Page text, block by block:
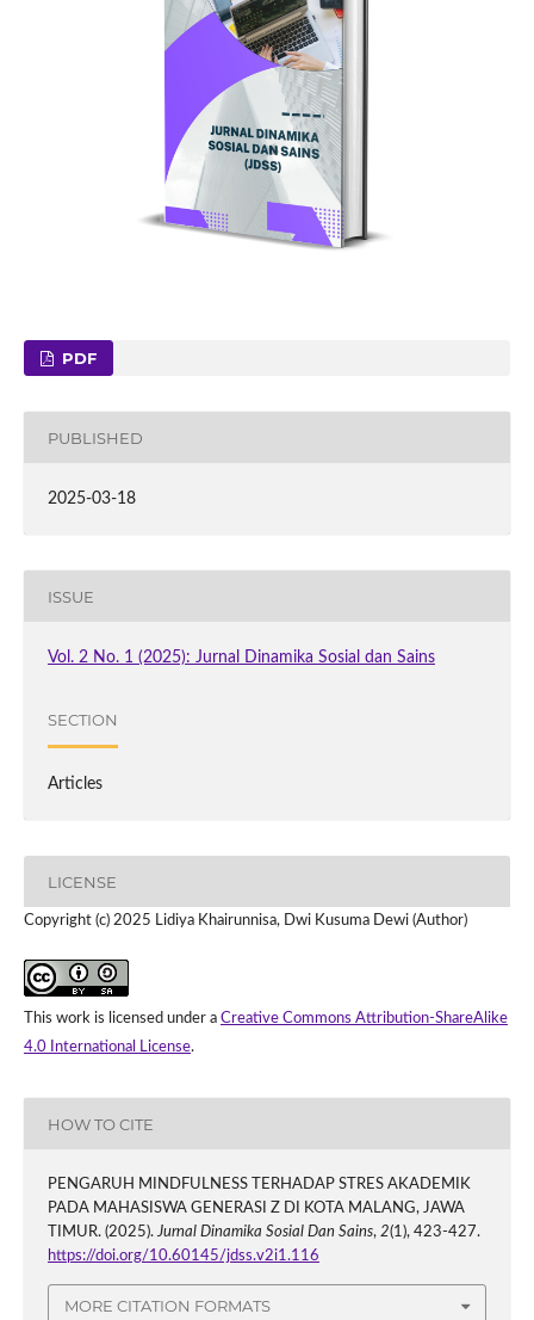
PDF
PUBLISHED
2025-03-18
ISSUE
Vol. 2 No. 1 (2025): Jurnal Dinamika Sosial dan Sains
SECTION
Articles
LICENSE
Copyright (c) 2025 Lidiya Khairunnisa, Dwi Kusuma Dewi (Author)
This work is licensed under a Creative Commons Attribution-ShareAlike
4.0 International License.
HOW TO CITE
PENGARUH MINDFULNESS TERHADAP STRES AKADEMIK
PADA MAHASISWA GENERASI Z DI KOTA MALANG, JAWA
TIMUR. (2025).Jurnal Dinamika Sosial Dan Sains, 2(1), 423-427.
https://doi.org/10.60145/jdss.v2i1.116
MORE CITATION FORMATS